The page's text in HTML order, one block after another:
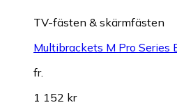
TV-fästen & skärmfästen
Multibrackets M Pro Series
fr.
1 152 kr